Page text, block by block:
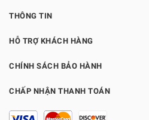
THÔNG TIN
HỖ TRỢ KHÁCH HÀNG
CHÍNH SÁCH BẢO HÀNH
CHẤP NHẬN THANH TOÁN